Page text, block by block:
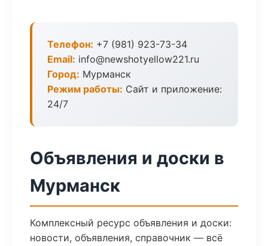
Телефон: +7 (981) 923-73-34
Email: info@newshotyellow221.ru
Город: Мурманск
Режим работы: Сайт и приложение:
24/7
Объявления и доски в
Мурманск
Комплексный ресурс объявления и доски:
новости, объявления, справочник — всё